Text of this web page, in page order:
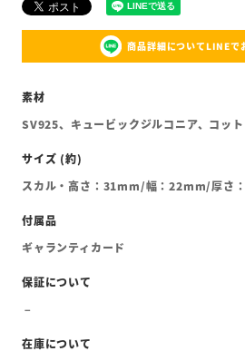
商品詳細についてLINEで
SV925、キュービックジルコニア、コッ
スカル・高さ：31mm/幅：22mm/厚さ
ギャランティカード